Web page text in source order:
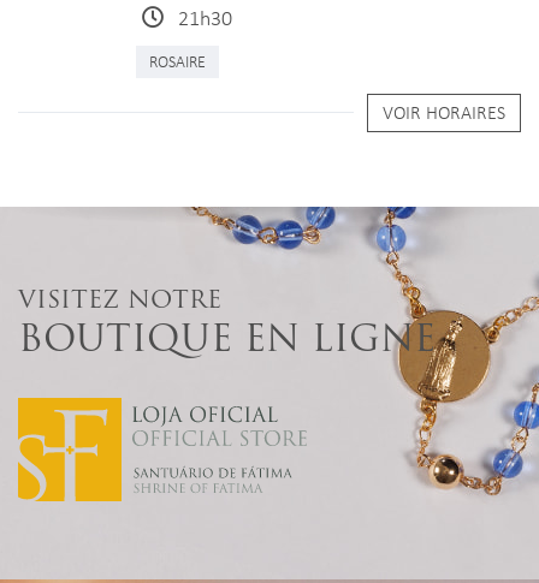
21h30
ROSAIRE
VOIR HORAIRES
VISITEZ NOTRE
BOUTIQUE EN LIGNE